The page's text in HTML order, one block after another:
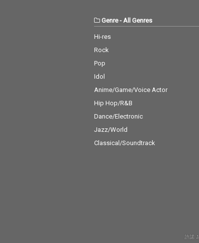
Genre- All Genres
Hi-res
Rock
Pop
Idol
Anime/Game/Voice Actor
Hip Hop/R&B
Dance/Electronic
Jazz/World
Classical/Soundtrack
許諾